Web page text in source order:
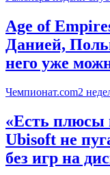
Age of
Данией,
него уже
Чемпионат.com2
«Есть плюсы
Ubisoft не
без игр на